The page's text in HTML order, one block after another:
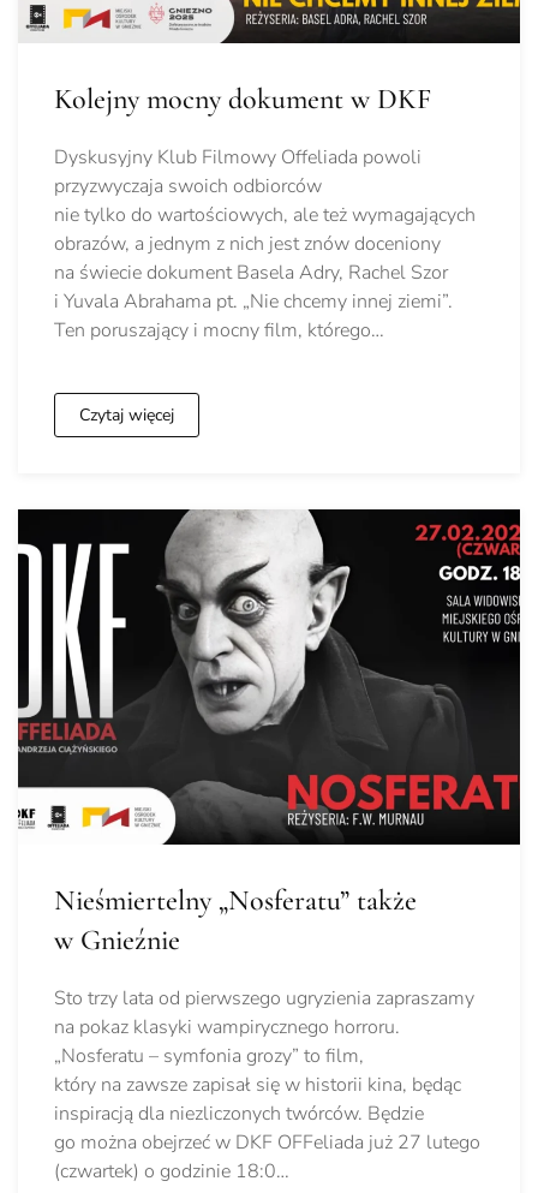
Kolejny mocny dokument w DKF
Dyskusyjny Klub Filmowy Offeliada powoli
przyzwyczaja swoich odbiorców
nie tylko do wartościowych, ale też wymagających
obrazów, a jednym z nich jest znów doceniony
na świecie dokument Basela Adry, Rachel Szor
i Yuvala Abrahama pt. „Nie chcemy innej ziemi”.
Ten poruszający i mocny film, którego…
Czytaj więcej
Nieśmiertelny „Nosferatu” także
w Gnieźnie
Sto trzy lata od pierwszego ugryzienia zapraszamy
na pokaz klasyki wampirycznego horroru.
„Nosferatu – symfonia grozy” to film,
który na zawsze zapisał się w historii kina, będąc
inspiracją dla niezliczonych twórców. Będzie
go można obejrzeć w DKF OFFeliada już 27 lutego
(czwartek) o godzinie 18:0…